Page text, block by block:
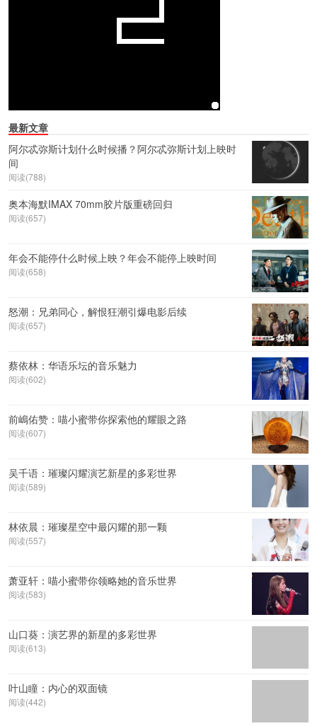
最新文章
阿尔忒弥斯计划什么时候播？阿尔忒弥斯计划上映时
间
阅读(788)
奥本海默IMAX 70mm胶片版重磅回归
阅读(657)
年会不能停什么时候上映？年会不能停上映时间
阅读(658)
怒潮：兄弟同心，解恨狂潮引爆电影后续
阅读(657)
蔡依林：华语乐坛的音乐魅力
阅读(602)
前嶋佑赞：喵小蜜带你探索他的耀眼之路
阅读(607)
吴千语：璀璨闪耀演艺新星的多彩世界
阅读(589)
林依晨：璀璨星空中最闪耀的那一颗
阅读(557)
萧亚轩：喵小蜜带你领略她的音乐世界
阅读(583)
山口葵：演艺界的新星的多彩世界
阅读(613)
叶山瞳：内心的双面镜
阅读(442)